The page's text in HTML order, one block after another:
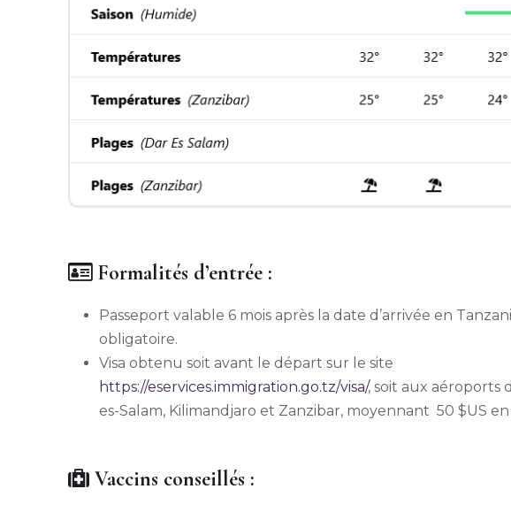
Formalités d’entrée :
Passeport valable 6 mois après la date d’arrivée en
obligatoire.
Visa obtenu soit avant le départ sur le site
https://eservices.immigration.go.tz/visa/, soit aux aéroports
es-Salam, Kilimandjaro et Zanzibar, moyennant 50 $US en
Vaccins conseillés :